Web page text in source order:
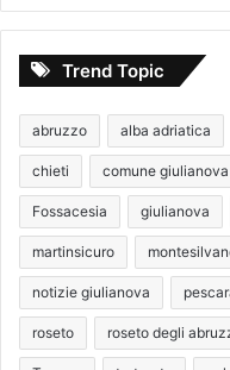
Trend Topic
abruzzo alba adriatica
chieti comune giulianova
Fossacesia giulianova
martinsicuro
notizie giulianova
roseto roseto degli